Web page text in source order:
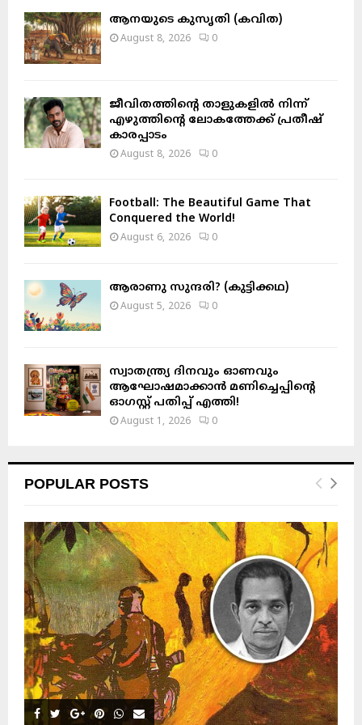
o
r
:
ആനയുടെ കുസൃതി (കവിത)
August 8, 2026 0
ജീവിതത്തിന്റെ താളുകളിൽ നിന്ന്
എഴുത്തിന്റെ ലോകത്തേക്ക് പ്രതീഷ്
കാരപ്പാടം
August 8, 2026 0
Football: The Beautiful Game That
Conquered the World!
August 6, 2026 0
ആരാണു സുന്ദരി? (കുട്ടിക്കഥ)
August 5, 2026 0
സ്വാതന്ത്ര്യ ദിനവും ഓണവും
ആഘോഷമാക്കാൻ മണിച്ചെപ്പിന്റെ
ഓഗസ്റ്റ് പതിപ്പ് എത്തി!
August 1, 2026 0
POPULAR POSTS